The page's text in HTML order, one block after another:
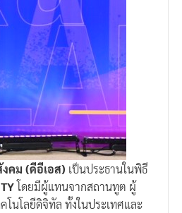
คม (ดีอีเอส) เป็นประธานในพิธี
โดยมีผู้แทนจากสถานทูต ผู้
นโลยีดิจิทัล ทั้งในประเทศและ